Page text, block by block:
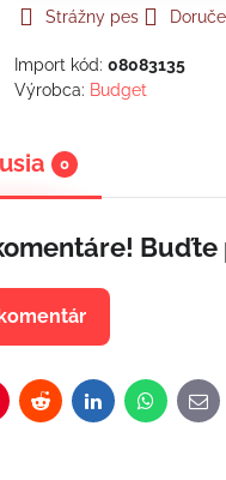
Strážny pes
Import kód:08083135
Výrobca: Budget
0
Buďte
RedditLinkedIn
E-
mail